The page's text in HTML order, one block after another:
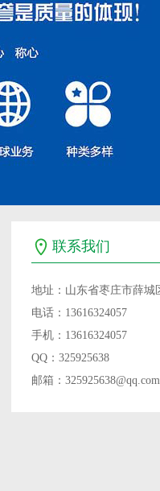
联系我们
地址：山东省枣庄市薛城
电话：13616324057
手机：13616324057
QQ：325925638
邮箱：325925638@qq.com‬